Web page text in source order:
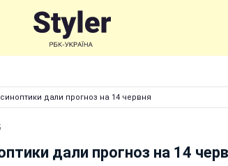
дали прогноз на 14 червня
дали прогноз на 14